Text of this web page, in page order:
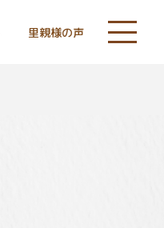
里親様の声